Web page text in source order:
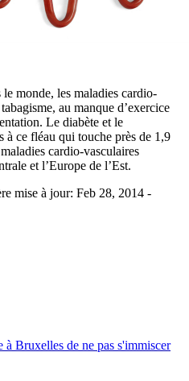
monde, les maladies cardio-
au manque d’exercice
Le diabète et le
à ce fléau qui touche près de 1,9
cardio-vasculaires
et l’Europe de l’Est.
mise à jour: Feb 28, 2014 -
Bruxelles de ne pas s'immiscer